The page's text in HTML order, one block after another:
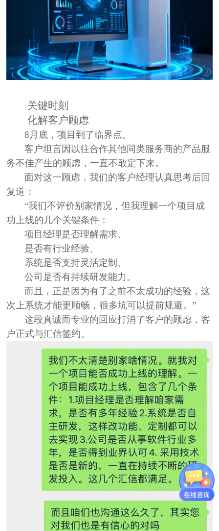
关键时刻
化解客户顾虑
8月底，项目到了临界点。
客户坦言因以往合作其他同类服务商的产品服
务不佳产生的顾虑，一直不敢定下来。
面对这一顾虑，我们的客户经理认真思考后回
复道：
“我们不评价别家情况，但我理解一个项目成
功上线的几个关键条件 ：
项目经理是否理解需求、
是否有行业经验、
系统是否支持灵活定制、
公司是否有持续研发能力。
而且，正是因为有了之前不太成功的经验，这
次上系统才能更顺畅，很多坑可以提前规避。”
这段真诚而专业的回应打消了客户的顾虑，客
户正式与汇信签约。